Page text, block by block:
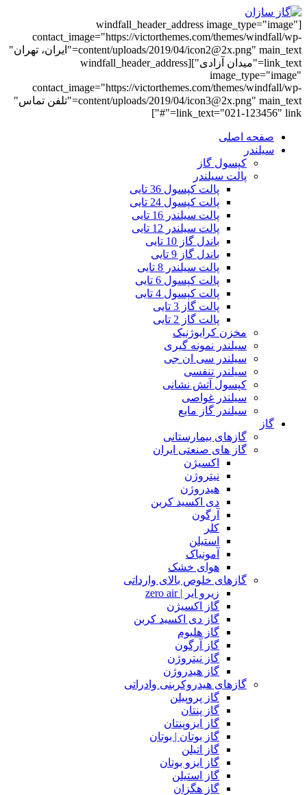
[windfall_header_address image_type="image"
contact_image="https://victorthemes.com/themes/windfall/wp-
content/uploads/2019/04/icon2@2x.png" main_text="ایران، تهران"
link_text="میدان آزادی"][windfall_header_address
image_type="image"
contact_image="https://victorthemes.com/themes/windfall/wp-
content/uploads/2019/04/icon3@2x.png" main_text="تلفن تماس"
link_text="021-123456" link="#"]
صفحه اصلی
سیلندر
کپسول گاز
پالت سیلندر
پالت کپسول 36 تایی
پالت کپسول 24 تایی
پالت سیلندر 16 تایی
پالت سیلندر 12 تایی
باندل گاز 10 تایی
باندل گاز 9 تایی
پالت سیلندر 8 تایی
پالت کپسول 6 تایی
پالت کپسول 4 تایی
پالت گاز 3 تایی
پالت گاز 2 تایی
مخزن کرایوژنیک
سیلندر نمونه گیری
سیلندر سی ان جی
سیلندر تنفسی
کپسول آتش نشانی
سیلندر غواصی
سیلندر گاز مایع
گاز
گازهای بیمارستانی
گاز های صنعتی ایران
اکسیژن
نیتروژن
هیدروژن
دی اکسید کربن
آرگون
کلر
استیلن
آمونیاک
هوای خشک
گازهای خلوص بالای وارداتی
زیرو ایر | zero air
گاز اکسیژن
گاز دی اکسید کربن
گاز هلیوم
گاز آرگون
گاز نیتروژن
گاز هیدروژن
گازهای هیدروکربنی وادراتی
گاز پروپیلن
گاز پنتان
گاز ایزوپنتان
گاز بوتان | بوتان
گاز اتیلن
گاز ایزو بوتان
گاز استیلن
گاز هگزان